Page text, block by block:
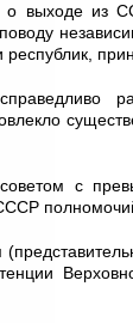
о выходе из
с